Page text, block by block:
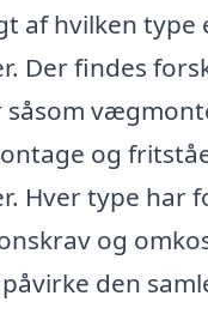
af hvilken type
Der findes
såsom
og
Hver type har
og
den